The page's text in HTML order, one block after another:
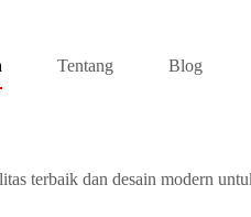
Tentang Blog
terbaik dan desain modern